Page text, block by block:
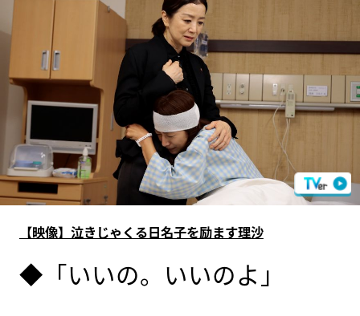
【映像】泣きじゃくる日名子を励ます理沙
◆「いいの。いいのよ」